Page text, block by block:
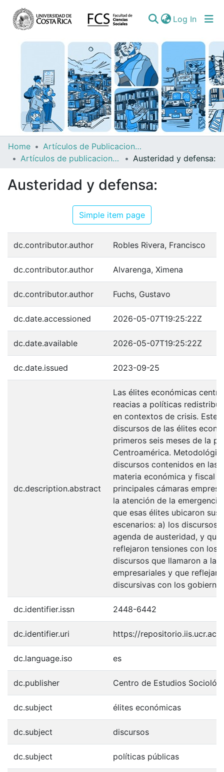
Log In
Communities
All of DSpace
Home
Artículos de Publicaciones Períodicas
Artículos de publicaciones períodicas (revistas, boletines, diarios noticieros)
Austeridad y defensa:
Austeridad y defensa:
Simple item page
dc.contributor.author Robles Rivera, Francisco
dc.contributor.author Alvarenga, Ximena
dc.contributor.author Fuchs, Gustavo
dc.date.accessioned 2026-05-07T19:25:22Z
dc.date.available 2026-05-07T19:25:22Z
dc.date.issued 2023-09-25
dc.description.abstract
Las élites económicas
reacias a políticas
en contextos de crisis. Este
discursos de las élites
primeros seis meses de la
Centroamérica.
discursos contenidos en las
materia económica y fiscal
principales cámaras
la atención de la
que esas élites ubicaron sus
escenarios: a) los discursos
agenda de austeridad, y
reflejaron tensiones con los
discursos que llamaron a la
empresariales y que
discursivas con los
dc.identifier.issn 2448-6442
dc.identifier.uri https://
dc.language.iso es
dc.publisher Centro de Estudios
dc.subject élites económicas
dc.subject discursos
dc.subject políticas públicas